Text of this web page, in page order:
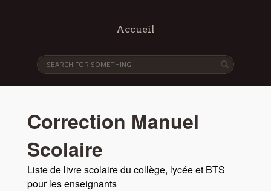
Accueil
Correction Manuel
Scolaire
Liste de livre scolaire du collège, lycée et BTS
pour les enseignants